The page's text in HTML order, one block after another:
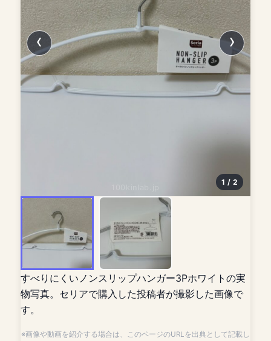
1 / 2
すべりにくいノンスリップハンガー3Pホワイトの実
物写真。セリアで購入した投稿者が撮影した画像で
す。
※画像や動画を紹介する場合は、このページのURLを出典として記載し